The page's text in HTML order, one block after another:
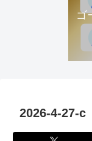
ゴ
2026-4-27-c